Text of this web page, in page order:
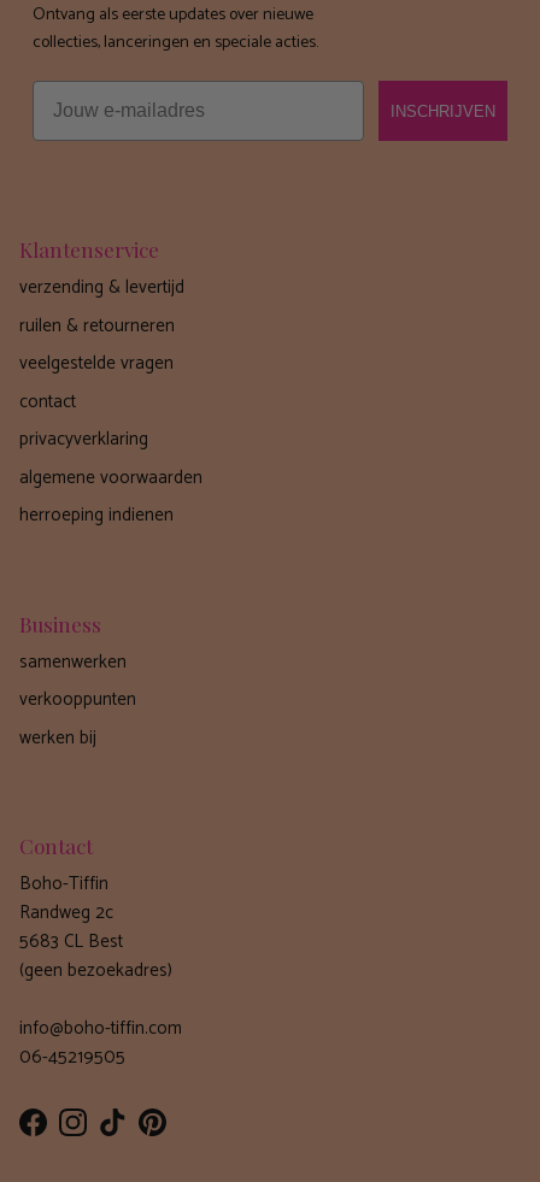
Ontvang als eerste updates over nieuwe
collecties, lanceringen en speciale acties.
Email
INSCHRIJVEN
Klantenservice
verzending & levertijd
ruilen & retourneren
veelgestelde vragen
contact
privacyverklaring
algemene voorwaarden
herroeping indienen
Business
samenwerken
verkooppunten
werken bij
Contact
Boho-Tiffin
Randweg 2c
5683 CL Best
(geen bezoekadres)
info@boho-tiffin.com
06-45219505
FacebookInstagram
TikTokPinterest